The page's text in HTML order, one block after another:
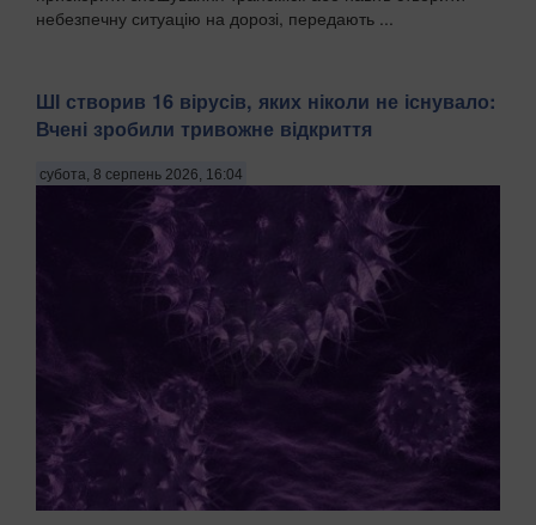
небезпечну ситуацію на дорозі, передають ...
ШІ створив 16 вірусів, яких ніколи не існувало:
Вчені зробили тривожне відкриття
субота, 8 серпень 2026, 16:04